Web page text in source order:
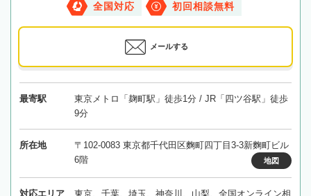
全国対応 初回相談無料
メールする
最寄駅
東京メトロ「麹町駅」徒歩1分 / JR「四ツ谷駅」徒歩
9分
所在地
〒102-0083 東京都千代田区麴町四丁目3-3新麴町ビル
6階
地図
対応エリア
東京、千葉、埼玉、神奈川、山梨、全国オンライン相